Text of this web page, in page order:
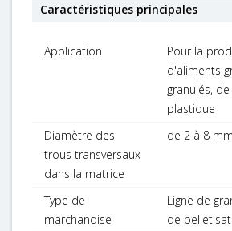
Caractéristiques principales
Application
Pour la
d'aliments
granulés,
plastique
Diamètre des
trous transversaux
dans la matrice
de 2 à 8
Type de
marchandise
Ligne de
de